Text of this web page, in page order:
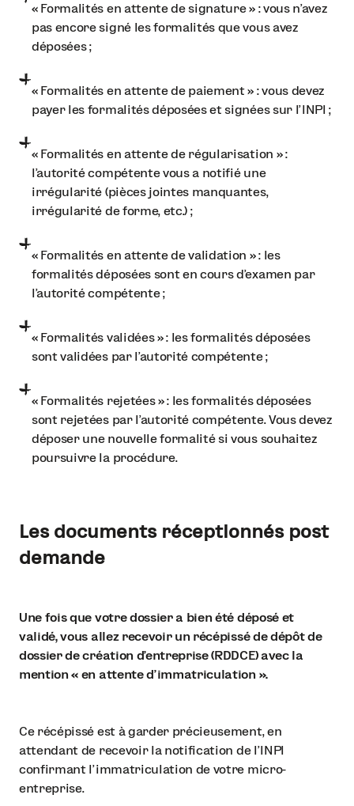
« Formalités en attente de signature » : vous n’avez
pas encore signé les formalités que vous avez
déposées ;
« Formalités en attente de paiement » : vous devez
payer les formalités déposées et signées sur l’INPI ;
« Formalités en attente de régularisation » :
l’autorité compétente vous a notifié une
irrégularité (pièces jointes manquantes,
irrégularité de forme, etc.) ;
« Formalités en attente de validation » : les
formalités déposées sont en cours d’examen par
l’autorité compétente ;
« Formalités validées » : les formalités déposées
sont validées par l'autorité compétente ;
« Formalités rejetées » : les formalités déposées
sont rejetées par l’autorité compétente. Vous devez
déposer une nouvelle formalité si vous souhaitez
poursuivre la procédure.
Les documents réceptionnés post
demande
Une fois que votre dossier a bien été déposé et
validé, vous allez recevoir un récépissé de dépôt de
dossier de création d’entreprise (RDDCE) avec la
mention « en attente d’immatriculation ».
Ce récépissé est à garder précieusement, en
attendant de recevoir la notification de l’INPI
confirmant l’immatriculation de votre micro-
entreprise.